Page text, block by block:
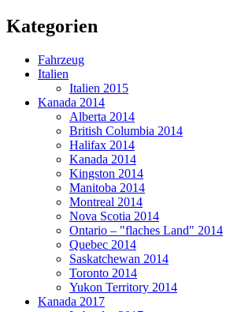
Kategorien
Fahrzeug
Italien
Italien 2015
Kanada 2014
Alberta 2014
British Columbia 2014
Halifax 2014
Kanada 2014
Kingston 2014
Manitoba 2014
Montreal 2014
Nova Scotia 2014
Ontario – "flaches Land" 2014
Quebec 2014
Saskatchewan 2014
Toronto 2014
Yukon Territory 2014
Kanada 2017